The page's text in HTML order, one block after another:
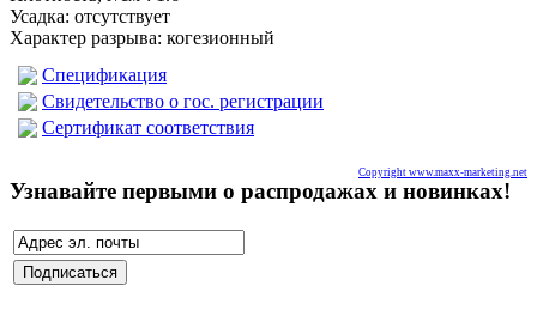
Усадка: отсутствует
Характер разрыва: когезионный
Спецификация
Свидетельство о гос. регистрации
Сертификат соответствия
Copyright www.maxx-marketing.net
Узнавайте первыми о распродажах и новинках!